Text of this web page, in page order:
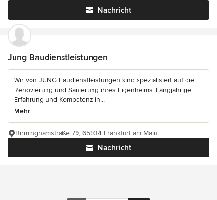
Nachricht
Jung Baudienstleistungen
Wir von JUNG Baudienstleistungen sind spezialisiert auf die
Renovierung und Sanierung ihres Eigenheims. Langjährige
Erfahrung und Kompetenz in...
Mehr
Nachricht
Birminghamstraße 79, 65934 Frankfurt am Main